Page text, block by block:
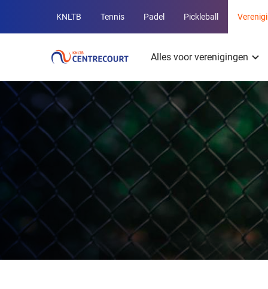
Overige
KNLTB
websites
KNLTB Tennis Padel Pickleball
Alles voor verenigingen